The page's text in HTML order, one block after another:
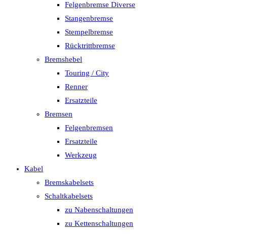
Felgenbremse Diverse
Stangenbremse
Stempelbremse
Rücktrittbremse
Bremshebel
Touring / City
Renner
Ersatzteile
Bremsen
Felgenbremsen
Ersatzteile
Werkzeug
Kabel
Bremskabelsets
Schaltkabelsets
zu Nabenschaltungen
zu Kettenschaltungen